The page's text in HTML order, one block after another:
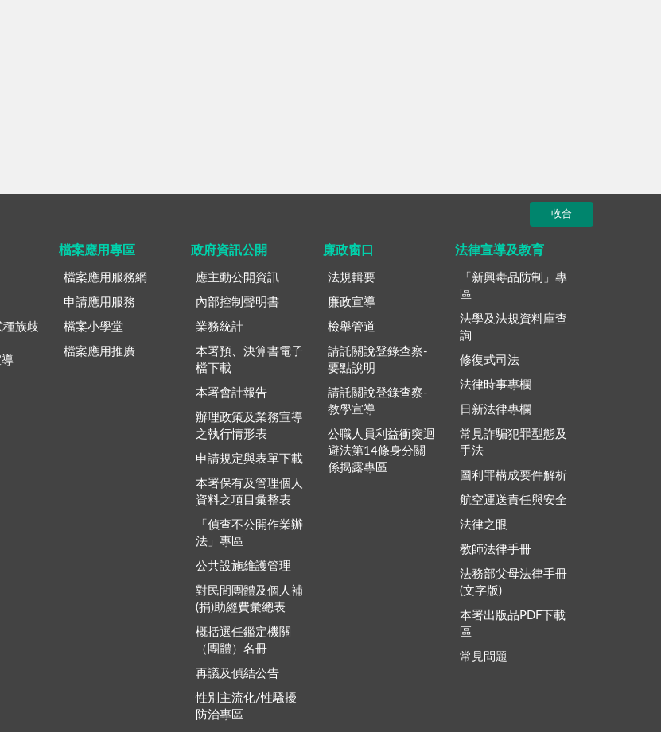
收合
種族歧
導
檔案應用專區
檔案應用服務網
申請應用服務
檔案小學堂
檔案應用推廣
政府資訊公開
應主動公開資訊
內部控制聲明書
業務統計
本署預、決算書電子
檔下載
本署會計報告
辦理政策及業務宣導
之執行情形表
申請規定與表單下載
本署保有及管理個人
資料之項目彙整表
「偵查不公開作業辦
法」專區
公共設施維護管理
對民間團體及個人補
(捐)助經費彙總表
概括選任鑑定機關
（團體）名冊
再議及偵結公告
性別主流化/性騷擾
防治專區
廉政窗口
法規輯要
廉政宣導
檢舉管道
請託關說登錄查察-
要點說明
請託關說登錄查察-
教學宣導
公職人員利益衝突迴
避法第14條身分關
係揭露專區
法律宣導及教育
「新興毒品防制」專
區
法學及法規資料庫查
詢
修復式司法
法律時事專欄
日新法律專欄
常見詐騙犯罪型態及
手法
圖利罪構成要件解析
航空運送責任與安全
法律之眼
教師法律手冊
法務部父母法律手冊
(文字版)
本署出版品PDF下載
區
常見問題